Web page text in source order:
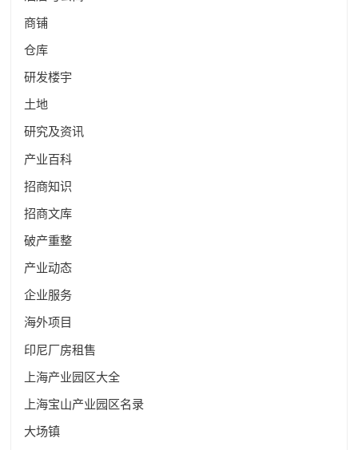
商铺
仓库
研发楼宇
土地
研究及资讯
产业百科
招商知识
招商文库
破产重整
产业动态
企业服务
海外项目
印尼厂房租售
上海产业园区大全
上海宝山产业园区名录
大场镇